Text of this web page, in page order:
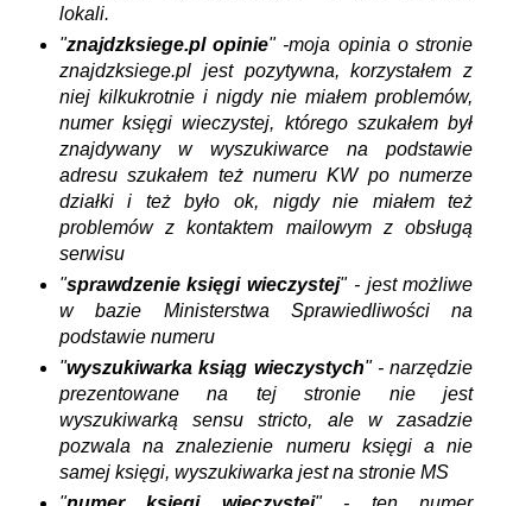
lokali.
"znajdzksiege.pl opinie" -moja opinia o stronie
znajdzksiege.pl jest pozytywna, korzystałem z
niej kilkukrotnie i nigdy nie miałem problemów,
numer księgi wieczystej, którego szukałem był
znajdywany w wyszukiwarce na podstawie
adresu szukałem też numeru KW po numerze
działki i też było ok, nigdy nie miałem też
problemów z kontaktem mailowym z obsługą
serwisu
"sprawdzenie księgi wieczystej" - jest możliwe
w bazie Ministerstwa Sprawiedliwości na
podstawie numeru
"wyszukiwarka ksiąg wieczystych" - narzędzie
prezentowane na tej stronie nie jest
wyszukiwarką sensu stricto, ale w zasadzie
pozwala na znalezienie numeru księgi a nie
samej księgi, wyszukiwarka jest na stronie MS